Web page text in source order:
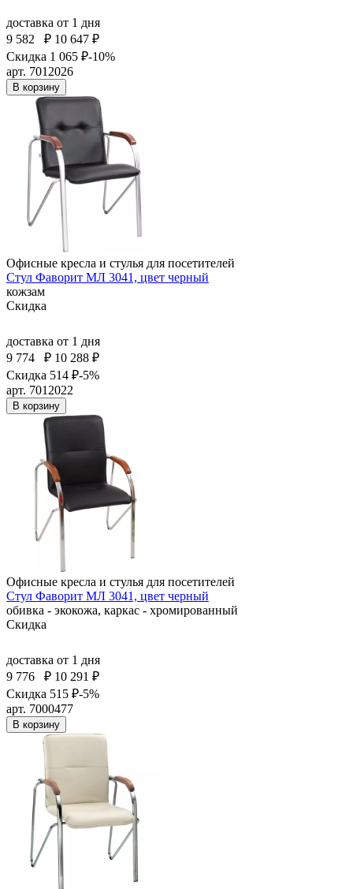
доставка от 1 дня
9 582
₽ 10 647 ₽
Скидка 1 065 ₽-10%
арт. 7012026
В корзину
Офисные кресла и стулья для посетителей
Стул Фаворит МЛ 3041, цвет черный
кожзам
Скидка
доставка от 1 дня
9 774
₽ 10 288 ₽
Скидка 514 ₽-5%
арт. 7012022
В корзину
Офисные кресла и стулья для посетителей
Стул Фаворит МЛ 3041, цвет черный
обивка - экокожа, каркас - хромированный
Скидка
доставка от 1 дня
9 776
₽ 10 291 ₽
Скидка 515 ₽-5%
арт. 7000477
В корзину